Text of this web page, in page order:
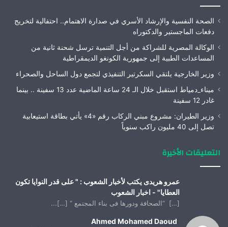
الصحة النفسية والإرشاد الأسري في صدارة الاهتمام.. احتفالية لتخريج
دفعات الماجستير والدكتوراه
الوكالة المصرية للشراكة من أجل التنمية ترسل شحنة ثانية من
المساعدات الطبية إلى جمهورية الكونغو الديمقراطية
وزير الخارجية يلتقي السكرتير التنفيذي لتجمع دول الساحل والصحراء
ميناء_دمياط استقبل خلال الـ 24 ساعة الماضية عدد 13 سفينة .. بينما
غادر 12 سفينة
وزير الطيران: مشروع مبني الركاب رقم «4» يأتي بطاقة استيعابية
تصل إلى 40 مليون راكب سنوياً
التعليقات الأخيرة
عمرو هريدى يكتب لأخبار الشعوب : " على قدر النوايا تكون
العطايا" - اخبار الشعوب
[…] “الصحافة ودورها فى بناء المجتمع “ […]...
Ahmed Mohamed Daoud